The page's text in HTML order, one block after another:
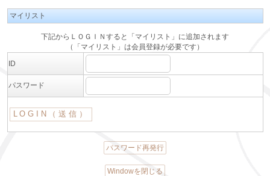
マイリスト
下記からＬＯＧＩＮすると「マイリスト」に追加されます
（「マイリスト」は会員登録が必要です）
ID
パスワード
パスワード再発行
Windowを閉じる